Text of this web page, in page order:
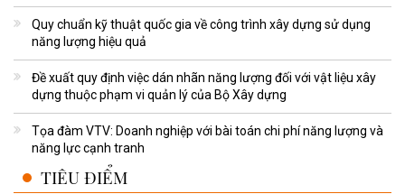
Quy chuẩn kỹ thuật quốc gia về công trình xây dựng sử dụng
năng lượng hiệu quả
Đề xuất quy định việc dán nhãn năng lượng đối với vật liệu xây
dựng thuộc phạm vi quản lý của Bộ Xây dựng
Tọa đàm VTV: Doanh nghiệp với bài toán chi phí năng lượng và
năng lực cạnh tranh
TIÊU ĐIỂM